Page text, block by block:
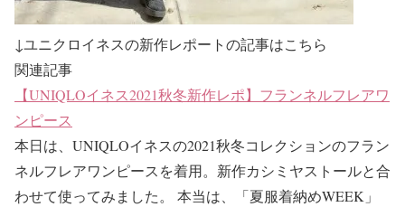
↓ユニクロイネスの新作レポートの記事はこちら
関連記事
【UNIQLOイネス2021秋冬新作レポ】フランネルフレアワ
ンピース
本日は、UNIQLOイネスの2021秋冬コレクションのフラン
ネルフレアワンピースを着用。新作カシミヤストールと合
わせて使ってみました。 本当は、「夏服着納めWEEK」